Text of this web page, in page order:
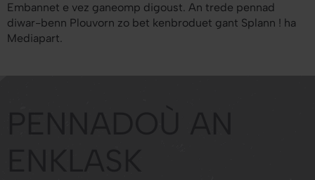
Embannet e vez ganeomp digoust. An trede pennad
diwar-benn Plouvorn zo bet kenbroduet gant Splann ! ha
Mediapart.
PENNADOÙ AN
ENKLASK